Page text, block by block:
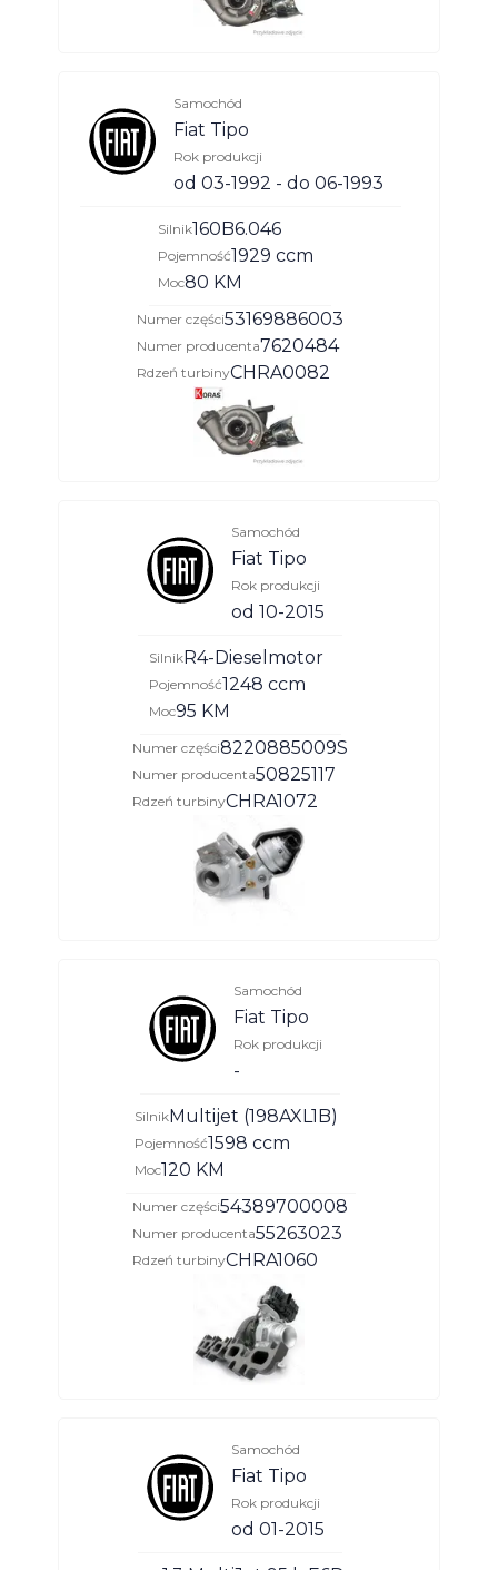
Samochód
Fiat Tipo
Rok produkcji
od 03-1992 - do 06-1993
Silnik160B6.046
Pojemność1929 ccm
Moc80 KM
Numer części53169886003
Numer producenta7620484
Rdzeń turbinyCHRA0082
Samochód
Fiat Tipo
Rok produkcji
od 10-2015
SilnikR4-Dieselmotor
Pojemność1248 ccm
Moc95 KM
Numer części8220885009S
Numer producenta50825117
Rdzeń turbinyCHRA1072
Samochód
Fiat Tipo
Rok produkcji
-
SilnikMultijet (198AXL1B)
Pojemność1598 ccm
Moc120 KM
Numer części54389700008
Numer producenta55263023
Rdzeń turbinyCHRA1060
Samochód
Fiat Tipo
Rok produkcji
od 01-2015